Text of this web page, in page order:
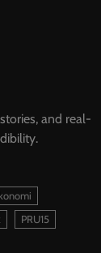
and real-
PRU15